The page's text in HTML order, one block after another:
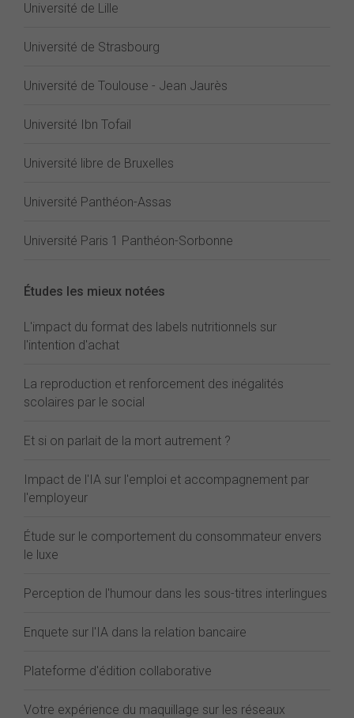
Université de Lille
Université de Strasbourg
Université de Toulouse - Jean Jaurès
Université Ibn Tofail
Université libre de Bruxelles
Université Panthéon-Assas
Université Paris 1 Panthéon-Sorbonne
Études les mieux notées
L'impact du format des labels nutritionnels sur
l'intention d'achat
La reproduction et renforcement des inégalités
scolaires par le social
Et si on parlait de la mort autrement ?
Impact de l'IA sur l'emploi et accompagnement par
l'employeur
Étude sur le comportement du consommateur envers
le luxe
Perception de l'humour dans les sous-titres interlingues
Enquete sur l'IA dans la relation bancaire
Plateforme d'édition collaborative
Votre expérience du maquillage sur les réseaux